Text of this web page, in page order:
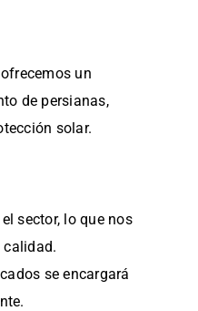
un
de persianas,
solar.
sector, lo que nos
calidad.
se encargará